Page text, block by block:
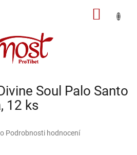
Soul Palo Santo
12 ks
Podrobnosti hodnocení